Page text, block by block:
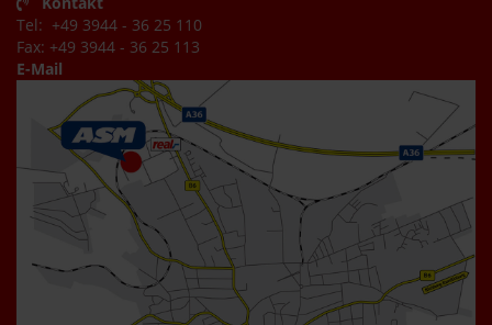
Tel: +49 3944 - 36 25 110
Fax: +49 3944 - 36 25 113
E-Mail